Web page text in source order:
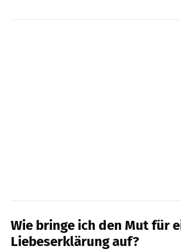
Wie bringe ich den Mut für
Liebeserklärung auf?